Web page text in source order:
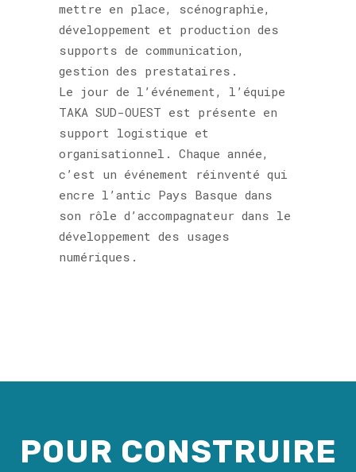
mettre en place, scénographie,
développement et production des
supports de communication,
gestion des prestataires.
Le jour de l’événement, l’équipe
TAKA SUD-OUEST est présente en
support logistique et
organisationnel. Chaque année,
c’est un événement réinventé qui
encre l’antic Pays Basque dans
son rôle d’accompagnateur dans le
développement des usages
numériques.
POUR CONSTRUIRE